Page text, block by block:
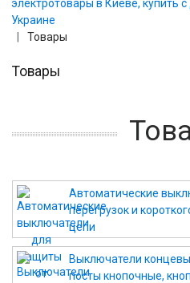
электротовары в Киеве, купить
Украине
Товары
Товары
Автоматические
перегрузок и
цепи
Выключатели
посты кнопочные,